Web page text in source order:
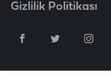
Gizlilik Politikası